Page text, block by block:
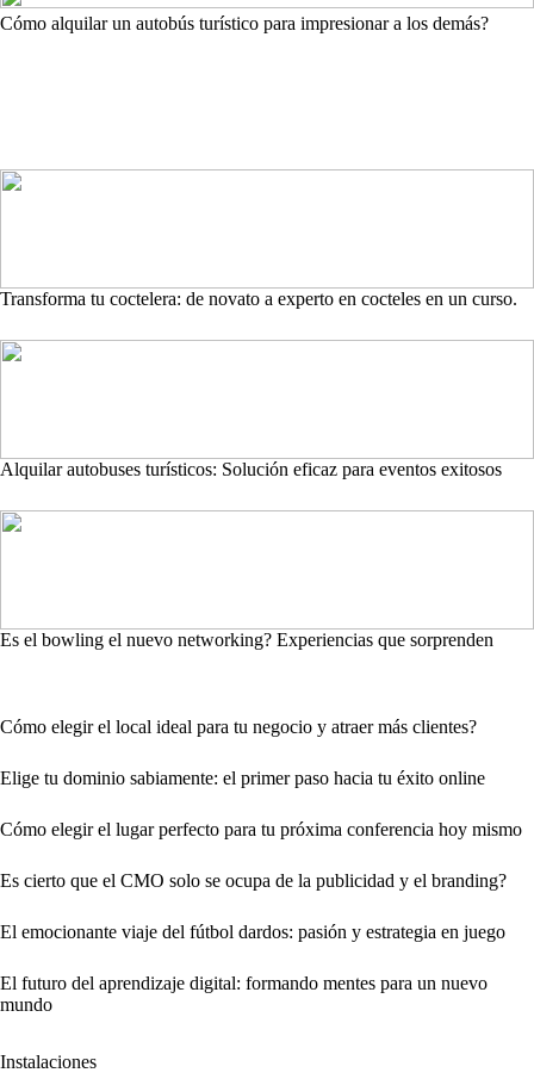
Cómo alquilar un autobús turístico para impresionar a los demás?
Transforma tu coctelera: de novato a experto en cocteles en un curso.
Alquilar autobuses turísticos: Solución eficaz para eventos exitosos
Es el bowling el nuevo networking? Experiencias que sorprenden
Cómo elegir el local ideal para tu negocio y atraer más clientes?
Elige tu dominio sabiamente: el primer paso hacia tu éxito online
Cómo elegir el lugar perfecto para tu próxima conferencia hoy mismo
Es cierto que el CMO solo se ocupa de la publicidad y el branding?
El emocionante viaje del fútbol dardos: pasión y estrategia en juego
El futuro del aprendizaje digital: formando mentes para un nuevo
mundo
Instalaciones